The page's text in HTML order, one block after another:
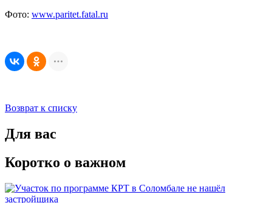
Фото: www.paritet.fatal.ru
Возврат к списку
Для вас
Коротко о важном